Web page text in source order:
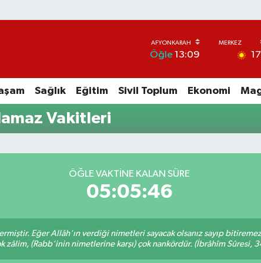
Öğle 13:09 17
Sağlık Eğitim Sivil Toplum Ekonomi
Vakitleri
ÖĞLE VAKTINE KALAN SÜRE
05:05:46
Eğer Allâh'ın verdiği nimetleri sayacak olsanız sayıp
zâlim, (Rabb'inin nimetlerine karşı) çok nankördür. (İbrâhîm Sûresi,